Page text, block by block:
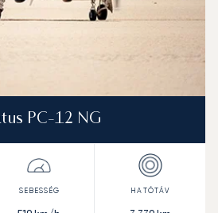
PC-12 NG